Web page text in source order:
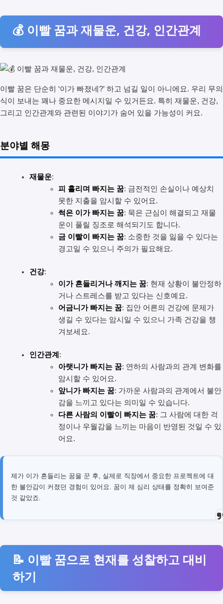
💰 이빨 꿈과 재물운, 건강, 인간관계
이빨 꿈은 단순히 ‘이가 빠졌네?’ 하고 넘길 일이 아니에요. 우리 무의
식이 보내는 꽤나 중요한 메시지일 수 있거든요. 특히 재물운, 건강,
그리고 인간관계와 관련된 이야기가 숨어 있을 가능성이 커요.
분야별 해몽
재물운:
피 흘리며 빠지는 꿈: 금전적인 손실이나 예상치
못한 지출을 암시할 수 있어요.
썩은 이가 빠지는 꿈: 묵은 근심이 해결되고 재물
운이 풀릴 징조로 해석되기도 합니다.
금 이빨이 빠지는 꿈: 소중한 것을 잃을 수 있다는
경고일 수 있으니 주의가 필요해요.
건강:
이가 흔들리거나 깨지는 꿈: 현재 상황이 불안정하
거나 스트레스를 받고 있다는 신호예요.
어금니가 빠지는 꿈: 집안 어른의 건강에 문제가
생길 수 있다는 암시일 수 있으니 가족 건강을 챙
겨보세요.
인간관계 :
아랫니가 빠지는 꿈: 연하의 사람과의 관계 변화를
암시할 수 있어요.
앞니가 빠지는 꿈: 가까운 사람과의 관계에서 불안
감을 느끼고 있다는 의미일 수 있습니다.
다른 사람의 이빨이 빠지는 꿈: 그 사람에 대한 걱
정이나 우월감을 느끼는 마음이 반영된 것일 수 있
어요.
제가 이가 흔들리는 꿈을 꾼 후, 실제로 직장에서 중요한 프로젝트에 대
한 불안감이 커졌던 경험이 있어요. 꿈이 제 심리 상태를 정확히 보여준
것 같았죠.
📝 이빨 꿈으로 현재를 성찰하고 대비
하기